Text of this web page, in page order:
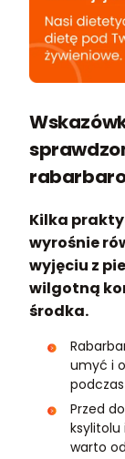
Kilka
wyrośnie
wyjęciu z
wilgotną
środka.
umyć i
Przed
ksylitolu
warto